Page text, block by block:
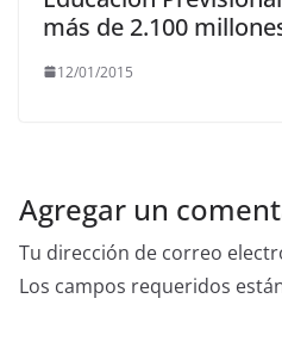
más de 2.100
12/01/2015
Agregar un
Tu dirección de correo
Los campos requeridos